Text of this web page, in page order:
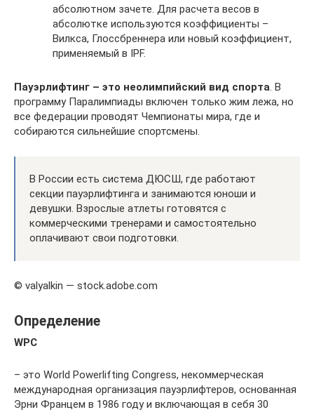
абсолютном зачете. Для расчета весов в
абсолютке используются коэффициенты –
Вилкса, Глоссбреннера или новый коэффициент,
применяемый в IPF.
Пауэрлифтинг – это неолимпийский вид спорта. В
программу Паралимпиады включен только жим лежа, но
все федерации проводят Чемпионаты мира, где и
собираются сильнейшие спортсмены.
В России есть система ДЮСШ, где работают
секции пауэрлифтинга и занимаются юноши и
девушки. Взрослые атлеты готовятся с
коммерческими тренерами и самостоятельно
оплачивают свои подготовки.
© valyalkin — stock.adobe.com
Определение
WPC
– это World Powerlifting Congress, некоммерческая
международная организация пауэрлифтеров, основанная
Эрни Францем в 1986 году и включающая в себя 30